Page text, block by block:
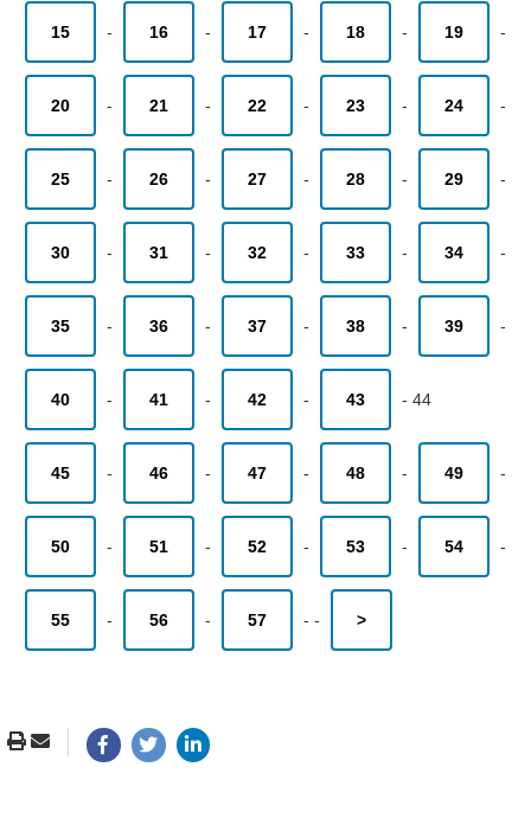
15 - 16 - 17 - 18 - 19 -
20 - 21 - 22 - 23 - 24 -
25 - 26 - 27 - 28 - 29 -
30 - 31 - 32 - 33 - 34 -
35 - 36 - 37 - 38 - 39 -
40 - 41 - 42 - 43 - 44
45 - 46 - 47 - 48 - 49 -
50 - 51 - 52 - 53 - 54 -
55 - 56 - 57 - - >